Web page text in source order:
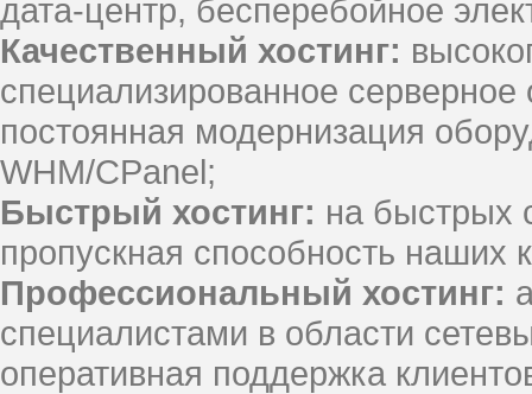
дата-центр, бесперебойное
Качественный хостинг:
специализированное
постоянная модернизация
WHM/CPanel;
Быстрый хостинг: на быстрых
пропускная способность наших
Профессиональный хостинг:
специалистами в области
оперативная поддержка